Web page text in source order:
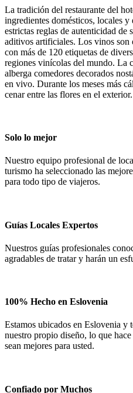
La tradición del restaurante del
ingredientes domésticos, locales y
estrictas reglas de autenticidad de
aditivos artificiales. Los vinos son
con más de 120 etiquetas de
regiones vinícolas del mundo. La
alberga comedores decorados
en vivo. Durante los meses más
cenar entre las flores en el exterior.
Solo lo mejor
Nuestro equipo profesional de
turismo ha seleccionado las
para todo tipo de viajeros.
Guías Locales Expertos
Nuestros guías profesionales
agradables de tratar y harán un
100% Hecho en Eslovenia
Estamos ubicados en Eslovenia y
nuestro propio diseño, lo que
sean mejores para usted.
Confiado por Muchos